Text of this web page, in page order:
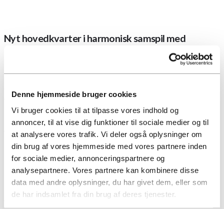
Denne hjemmeside bruger cookies
Vi bruger cookies til at tilpasse vores indhold og
annoncer, til at vise dig funktioner til sociale medier og til
at analysere vores trafik. Vi deler også oplysninger om
din brug af vores hjemmeside med vores partnere inden
for sociale medier, annonceringspartnere og
analysepartnere. Vores partnere kan kombinere disse
data med andre oplysninger, du har givet dem, eller som
de har indsamlet fra din brug af deres tjenester.
Nyt hovedkvarter i harmonisk samspil med
Projektet lægger stor vægt på at integrere bygningen i det
for at skabe en glidende overgang til de tilstødende engarealer.
Der planlægges en varieret beplantning med lokale arter for at
fremme biodiversiteten i området.
EU taksonomi 7,1